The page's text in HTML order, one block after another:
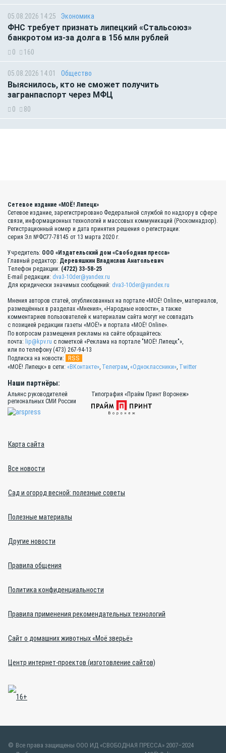
05.08.2026 14:25 Экономика
ФНС требует признать липецкий «Стальсоюз»
банкротом из-за долга в 156 млн рублей
0 160
05.08.2026 14:01 Общество
Выяснилось, кто не сможет получить
загранпаспорт через МФЦ
0 80
Сетевое издание «МОЁ! Липецк»
Сетевое издание, зарегистрировано Федеральной службой по надзору в сфере
связи, информационных технологий и массовых коммуникаций (Роскомнадзор).
Регистрационный номер и дата принятия решения о регистрации:
серия Эл №ФС77-78145 от 13 марта 2020 г.
Учредитель: ООО «Издательский дом «Свободная пресса»
Главный редактор: Деревяшкин Владислав Анатольевич
Телефон редакции: (4722) 33-58-25
E-mail редакции: dva3-10der@yandex.ru
Для юридически значимых сообщений: dva3-10der@yandex.ru
Мнения авторов статей, опубликованных на портале «МОЁ! Online», материалов,
размещённых в разделах «Мнения», «Народные новости», а также
комментариев пользователей к материалам сайта могут не совпадать
с позицией редакции газеты «МОЁ!» и портала «МОЁ! Online».
По вопросам размещения рекламы на сайте обращайтесь:
почта: lip@kpv.ru с пометкой «Реклама на портале "МОЁ! Липецк"»,
или по телефону (473) 267-94-13
Подписка на новости:
RSS
«МОЁ! Липецк» в сети: «ВКонтакте», Телеграм, «Одноклассники», Twitter
Наши партнёры:
Альянс руководителей
региональных СМИ России
Типография «Прайм Принт Воронеж»
Карта сайта
Все новости
Сад и огород весной: полезные советы
Полезные материалы
Другие новости
Правила общения
Политика конфиденциальности
Правила применения рекомендательных технологий
Сайт о домашних животных «Моё зверьё»
Центр интернет-проектов (изготовление сайтов)
Все права защищены ООО ИД «СВОБОДНАЯ ПРЕССА» 2007–2024